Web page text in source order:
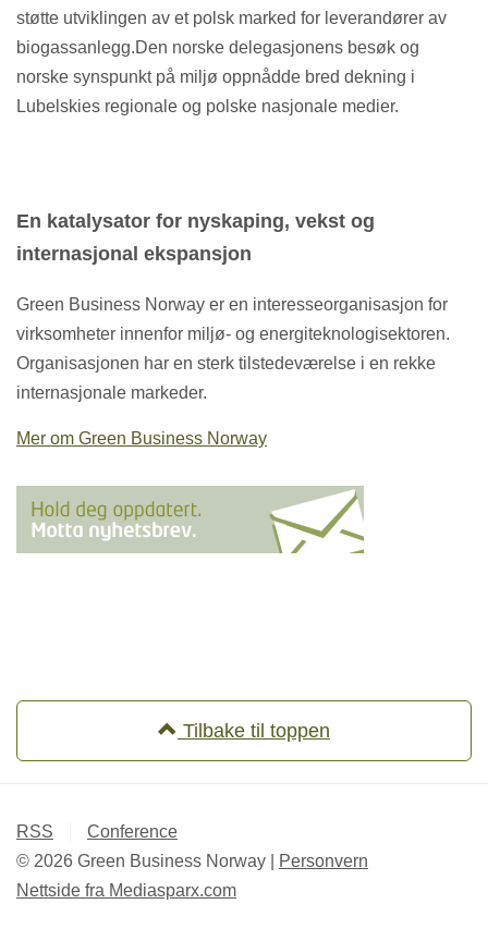
støtte utviklingen av et polsk marked for leverandører av
biogassanlegg.Den norske delegasjonens besøk og
norske synspunkt på miljø oppnådde bred dekning i
Lubelskies regionale og polske nasjonale medier.
En katalysator for nyskaping, vekst og
internasjonal ekspansjon
Green Business Norway er en interesseorganisasjon for
virksomheter innenfor miljø- og energiteknologisektoren.
Organisasjonen har en sterk tilstedeværelse i en rekke
internasjonale markeder.
Mer om Green Business Norway
Tilbake til toppen
RSS
Conference
© 2026 Green Business Norway |
Personvern
Nettside fra Mediasparx.com